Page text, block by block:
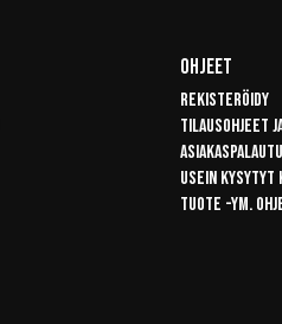
Ohjeet
Rekisteröidy
Tilausohjeet
Usein kysytyt
Tuote -ym.